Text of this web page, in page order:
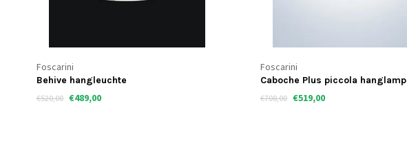
Foscarini
Behive hangleuchte
€520,00 €489,00
Foscarini
Caboche Plus piccola hanglamp
€708,00 €519,00